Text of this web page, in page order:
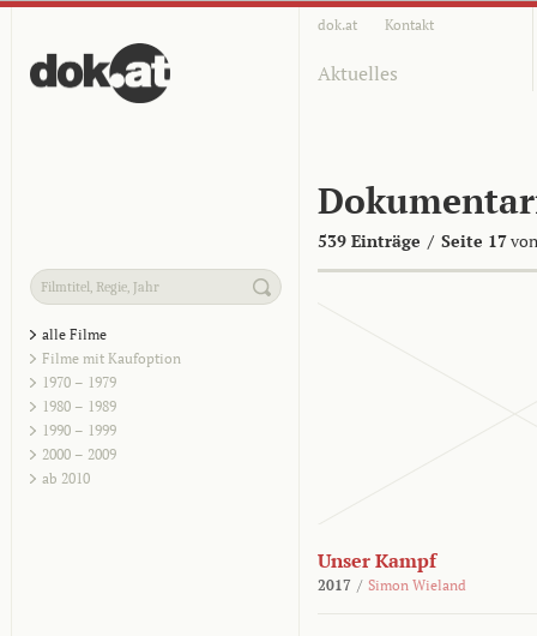
dok.at Kontakt
Aktuelles
539 Einträge / Seite 17
alle Filme
Filme mit Kaufoption
1970 – 1979
1980 – 1989
1990 – 1999
2000 – 2009
ab 2010
Unser Kampf
2017 / Simon Wieland